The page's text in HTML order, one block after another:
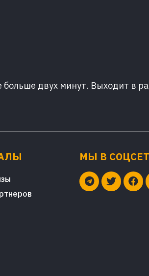
двух минут. Выходит в
МЫ В